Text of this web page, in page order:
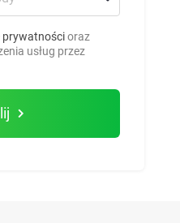
prywatnościoraz
usług przez